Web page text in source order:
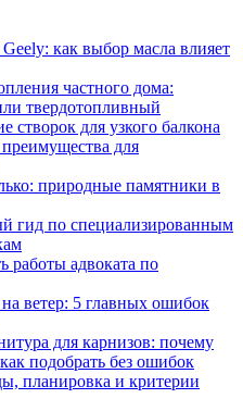
как выбор масла влияет
частного дома:
твердотопливный
створок для узкого балкона
для
природные памятники в
гид по специализированным
работы адвоката по
ветер: 5 главных ошибок
для карнизов: почему
подобрать без ошибок
планировка и критерии